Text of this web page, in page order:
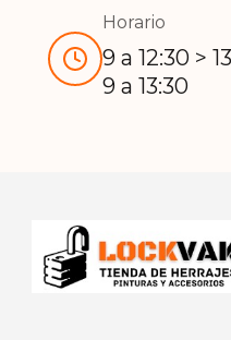
Horario
9 a 12:30 >
9 a 13:30